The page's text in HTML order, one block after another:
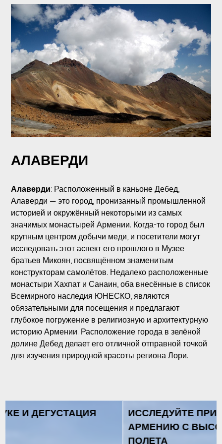
АЛАВЕРДИ
Алаверди: Расположенный в каньоне Дебед,
Алаверди — это город, пронизанный промышленной
историей и окружённый некоторыми из самых
значимых монастырей Армении. Когда-то город был
крупным центром добычи меди, и посетители могут
исследовать этот аспект его прошлого в Музее
братьев Микоян, посвящённом знаменитым
конструкторам самолётов. Недалеко расположенные
монастыри Хахпат и Санаин, оба внесённые в список
Всемирного наследия ЮНЕСКО, являются
обязательными для посещения и предлагают
глубокое погружение в религиозную и архитектурную
историю Армении. Расположение города в зелёной
долине Дебед делает его отличной отправной точкой
для изучения природной красоты региона Лори.
ИССЛЕДУЙТЕ ПРИРОДУ И ПОСМОТРИТЕ
АРМЕНИЮ С ВЫСОТЫ ПТИЧЬЕГО